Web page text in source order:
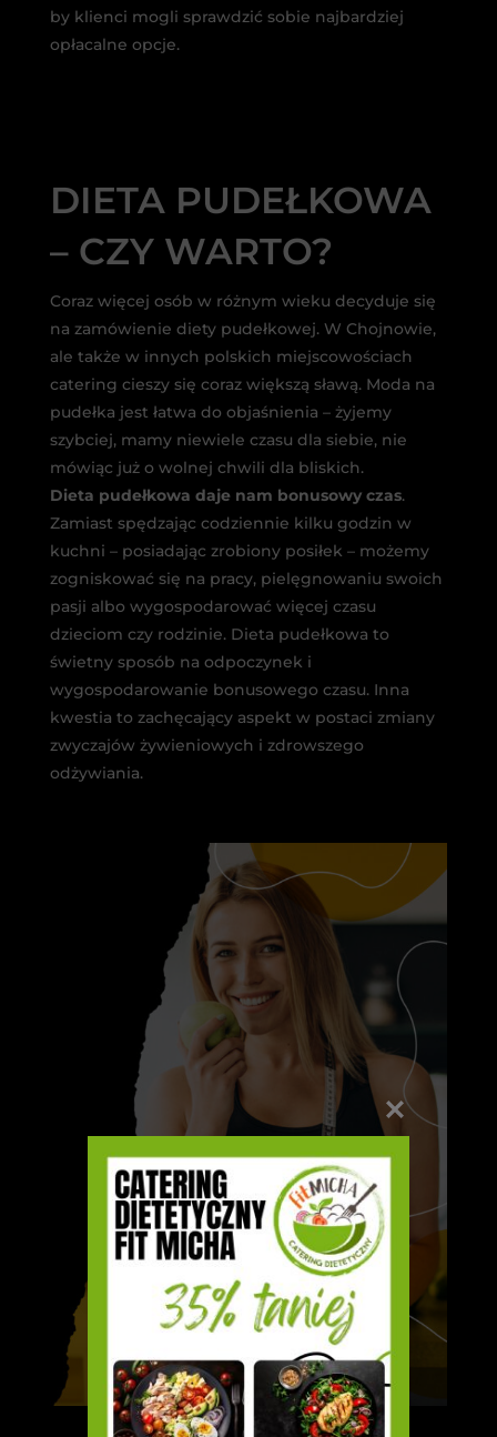
by klienci mogli sprawdzić sobie najbardziej
opłacalne opcje.
DIETA PUDEŁKOWA
– CZY WARTO?
Coraz więcej osób w różnym wieku decyduje się
na zamówienie diety pudełkowej. W Chojnowie,
ale także w innych polskich miejscowościach
catering cieszy się coraz większą sławą. Moda na
pudełka jest łatwa do objaśnienia – żyjemy
szybciej, mamy niewiele czasu dla siebie, nie
mówiąc już o wolnej chwili dla bliskich.
Dieta pudełkowa daje nam bonusowy czas.
Zamiast spędzając codziennie kilku godzin w
kuchni – posiadając zrobiony posiłek – możemy
zogniskować się na pracy, pielęgnowaniu swoich
pasji albo wygospodarować więcej czasu
dzieciom czy rodzinie. Dieta pudełkowa to
świetny sposób na odpoczynek i
wygospodarowanie bonusowego czasu. Inna
kwestia to zachęcający aspekt w postaci zmiany
zwyczajów żywieniowych i zdrowszego
odżywiania.